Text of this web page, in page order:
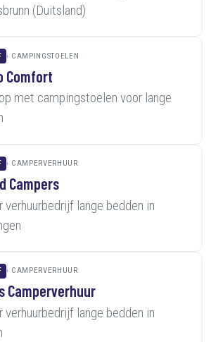
(Duitsland)
CAMPINGSTOELEN
Comfort
met campingstoelen voor lange
CAMPERVERHUUR
Campers
verhuurbedrijf lange bedden in
CAMPERVERHUUR
Camperverhuur
verhuurbedrijf lange bedden in